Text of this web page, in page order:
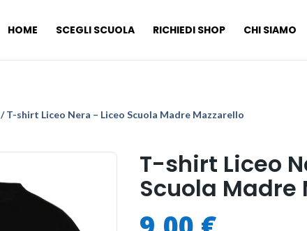
HOME SCEGLI SCUOLA RICHIEDI SHOP CHI SIAMO
/ T-shirt Liceo Nera – Liceo Scuola Madre Mazzarello
T-shirt Liceo
Scuola Madre